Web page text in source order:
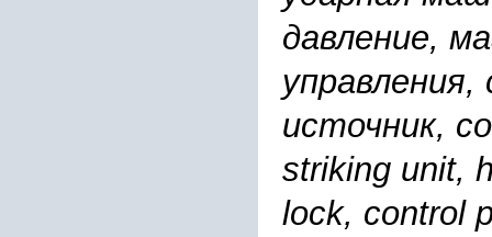
давление,
управления,
источник,
striking unit,
lock, control